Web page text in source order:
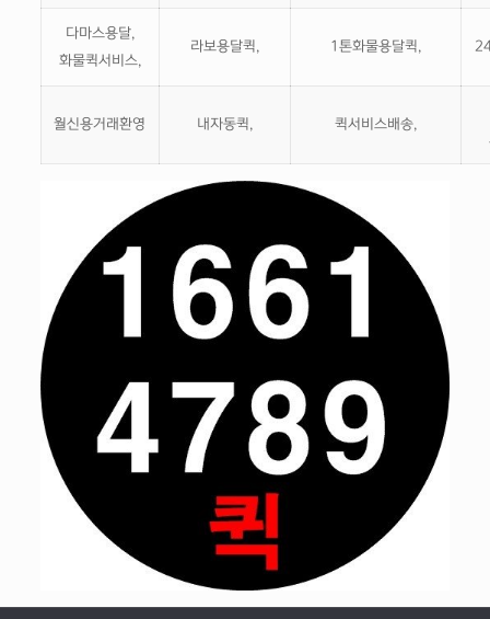
다마스용달,
화물퀵서비스,
라보용달퀵, 1톤화물용달퀵,
월신용거래환영 내자동퀵,
퀵서비스배송,